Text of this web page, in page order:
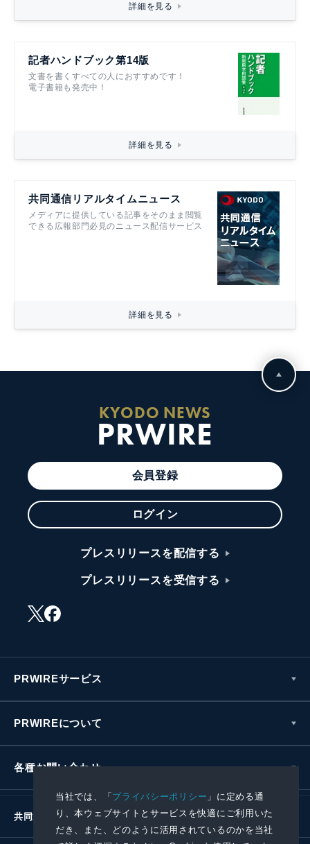
当社では、「プライバシーポリシー 」に定める通
り、本ウェブサイトとサービスを快適にご利用いた
だき、また、どのように活用されているのかを当社
詳細を見る
記者ハンドブック第14版
文書を書くすべての人におすすめです！
電子書籍も発売中！
詳細を見る
共同通信リアルタイムニュース
メディアに提供している記事をそのまま閲覧
できる広報部門必見のニュース配信サービス
詳細を見る
KYODO NEWS
PRWIRE
会員登録
ログイン
プレスリリースを配信する
プレスリリースを受信する
PRWIREサービス
PRWIREについて
各種お問い合わせ
共同通信社グループ